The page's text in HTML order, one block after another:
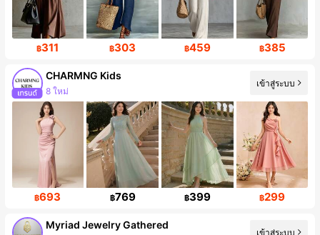
฿311 ฿303 ฿459 ฿385
CHARMNG Kids
การเพิ่มขึ้นของผู้ติดตาม 19%
เข้าสู่ระบบ
฿693 ฿769 ฿399 ฿299
Myriad Jewelry Gathered
เข้าสู่ระบบ